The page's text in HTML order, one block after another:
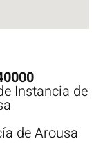
Instancia de
de Arousa